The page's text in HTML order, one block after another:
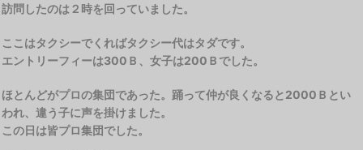
訪問したのは２時を回っていました。
ここはタクシーでくればタクシー代はタダです。
エントリーフィーは300Ｂ、女子は200Ｂでした。
ほとんどがプロの集団であった。踊って仲が良くなると2000Ｂとい
われ、違う子に声を掛けました。
この日は皆プロ集団でした。